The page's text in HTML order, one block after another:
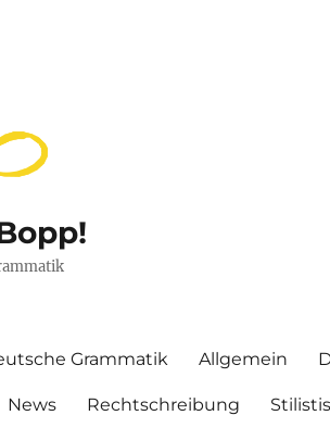
Grammatik Allgemein
News Rechtschreibung